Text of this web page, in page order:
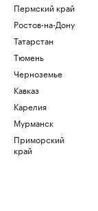
Пермский край
Ростов-на-Дону
Татарстан
Тюмень
Черноземье
Кавказ
Карелия
Мурманск
Приморский
край